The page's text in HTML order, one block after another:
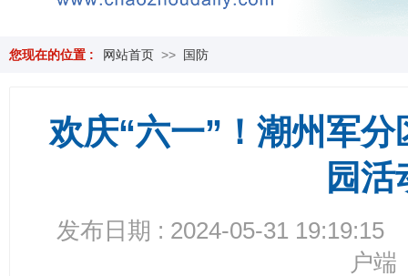
您现在的位置 : 网站首页 >> 国防
欢庆“六一”！潮州军
园活
发布日期 : 2024-05-31 19:19:15
户端